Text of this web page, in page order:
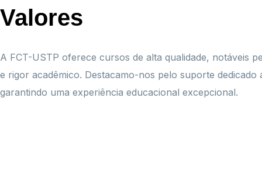
Valores
A FCT-USTP oferece cursos de alta qualidade, notáveis
e rigor acadêmico. Destacamo-nos pelo suporte dedicado
garantindo uma experiência educacional excepcional.